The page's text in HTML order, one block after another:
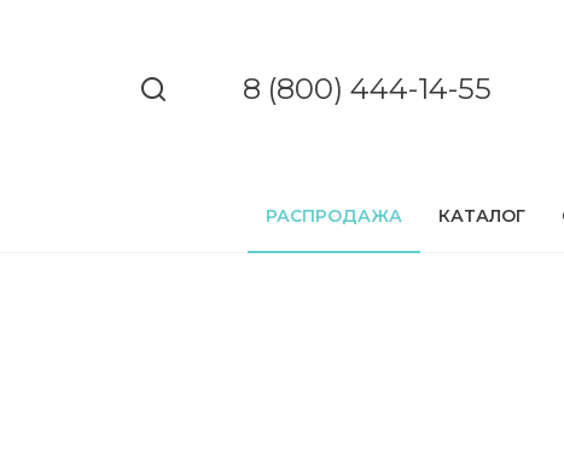
8 (800) 444-14-55
РАСПРОДАЖА КАТАЛОГ